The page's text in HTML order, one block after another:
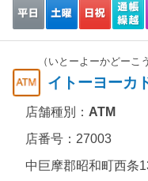
（いとーよーかどーこ
イトーヨーカ
店舗種別： ATM
店番号：27003
中巨摩郡昭和町西条